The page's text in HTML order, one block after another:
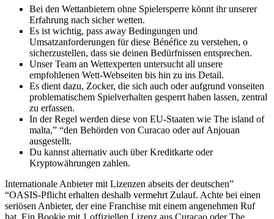
Bei den Wettanbietern ohne Spielersperre könnt ihr unserer
Erfahrung nach sicher wetten.
Es ist wichtig, pass away Bedingungen und
Umsatzanforderungen für diese Bénéfice zu verstehen, o
sicherzustellen, dass sie deinen Bedürfnissen entsprechen.
Unser Team an Wettexperten untersucht all unsere
empfohlenen Wett-Webseiten bis hin zu ins Detail.
Es dient dazu, Zocker, die sich auch oder aufgrund vonseiten
problematischem Spielverhalten gesperrt haben lassen, zentral
zu erfassen.
In der Regel werden diese von EU-Staaten wie The island of
malta,” “den Behörden von Curacao oder auf Anjouan
ausgestellt.
Du kannst alternativ auch über Kreditkarte oder
Kryptowährungen zahlen.
Internationale Anbieter mit Lizenzen abseits der deutschen”
“OASIS-Pflicht erhalten deshalb vermehrt Zulauf. Achte bei einen
seriösen Anbieter, der eine Franchise mit einem angenehmen Ruf
hat. Ein Bookie mit 1 offiziellen Lizenz aus Curacao oder The